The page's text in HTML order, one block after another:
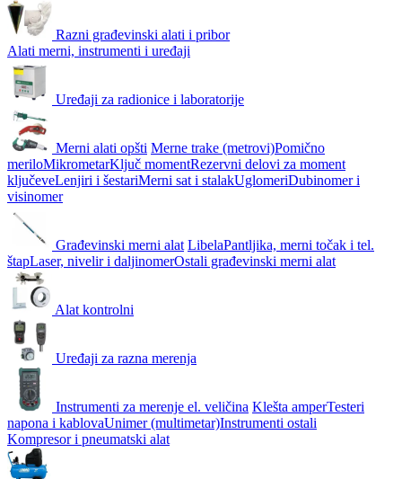
Razni građevinski alati i pribor
Alati merni, instrumenti i uređaji
Uređaji za radionice i laboratorije
Merni alati opšti Merne trake (metrovi)Pomično
meriloMikrometarKljuč momentRezervni delovi za moment
ključeveLenjiri i šestariMerni sat i stalakUglomeriDubinomer i
visinomer
Građevinski merni alat LibelaPantljika, merni točak i tel.
štapLaser, nivelir i daljinomerOstali građevinski merni alat
Alat kontrolni
Uređaji za razna merenja
Instrumenti za merenje el. veličina Klešta amperTesteri
napona i kablovaUnimer (multimetar)Instrumenti ostali
Kompresor i pneumatski alat